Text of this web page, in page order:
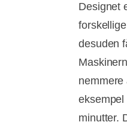
Designet
desuden
nemmere
minutter.